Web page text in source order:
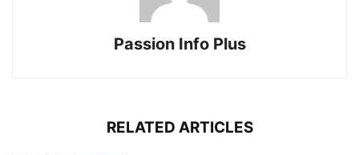
Passion Info Plus
RELATED ARTICLES